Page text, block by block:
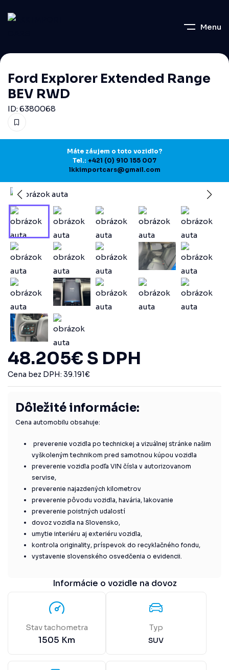
Menu
Ford Explorer Extended Range
BEV RWD
ID: 6380068
Máte záujem o toto vozidlo?
Tel.: +421 (0) 910 155 007
lkkimportcars@gmail.com
48.205€ S DPH
Cena bez DPH: 39.191€
Dôležité informácie:
Cena automobilu obsahuje:
preverenie vozidla po technickej a vizuálnej stránke našim
vyškoleným technikom pred samotnou kúpou vozidla
preverenie vozidla podľa VIN čísla v autorizovanom
servise,
preverenie najazdených kilometrov
preverenie pôvodu vozidla, havária, lakovanie
preverenie poistných udalostí
dovoz vozidla na Slovensko,
umytie interiéru aj exteriéru vozidla,
kontrola originality, príspevok do recyklačného fondu,
vystavenie slovenského osvedčenia o evidencii.
Informácie o vozidle na dovoz
Stav tachometra
1505 Km
Typ
SUV